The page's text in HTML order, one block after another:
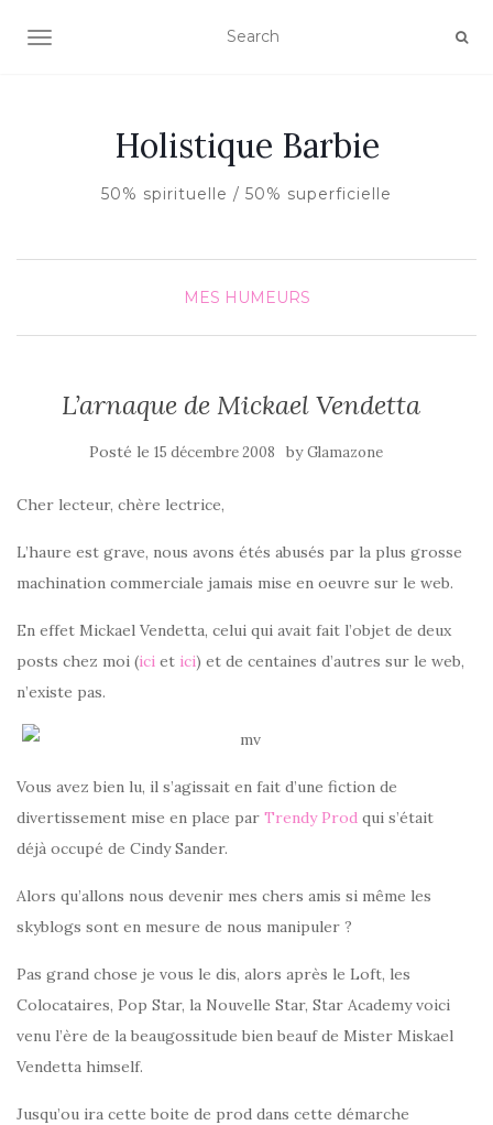
AFFICHER/MASQUER LA NAVIGATION
Holistique Barbie
50% spirituelle / 50% superficielle
MES HUMEURS
L’arnaque de Mickael Vendetta
Posté le 15 décembre 2008 byGlamazone
Cher lecteur, chère lectrice,
L’haure est grave, nous avons étés abusés par la plus grosse
machination commerciale jamais mise en oeuvre sur le web.
En effet Mickael Vendetta, celui qui avait fait l’objet de deux
posts chez moi (ici et ici) et de centaines d’autres sur le web,
n’existe pas.
Vous avez bien lu, il s’agissait en fait d’une fiction de
divertissement mise en place par Trendy Prod qui s’était
déjà occupé de Cindy Sander.
Alors qu’allons nous devenir mes chers amis si même les
skyblogs sont en mesure de nous manipuler ?
Pas grand chose je vous le dis, alors après le Loft, les
Colocataires, Pop Star, la Nouvelle Star, Star Academy voici
venu l’ère de la beaugossitude bien beauf de Mister Miskael
Vendetta himself.
Jusqu’ou ira cette boite de prod dans cette démarche